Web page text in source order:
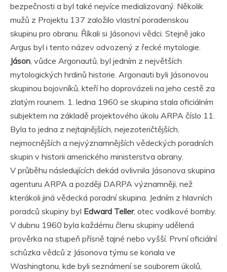
bezpečnosti a byl také nejvíce medializovaný. Několik
mužů z Projektu 137 založilo vlastní poradenskou
skupinu pro obranu. Říkali si Jásonovi vědci. Stejně jako
Argus byl i tento název odvozený z řecké mytologie.
Jáson, vůdce Argonautů, byl jedním z největších
mytologických hrdinů historie. Argonauti byli Jásonovou
skupinou bojovníků, kteří ho doprovázeli na jeho cestě za
zlatým rounem. 1. ledna 1960 se skupina stala oficiálním
subjektem na základě projektového úkolu ARPA číslo 11.
Byla to jedna z nejtajnějších, nejezoteričtějších,
nejmocnějších a nejvýznamnějších vědeckých poradních
skupin v historii amerického ministerstva obrany.
V průběhu následujících dekád ovlivnila Jásonova skupina
agenturu ARPA a později DARPA významněji, než
kterákoli jiná vědecká poradní skupina. Jedním z hlavních
poradců skupiny byl Edward Teller, otec vodíkové bomby.
V dubnu 1960 byla každému členu skupiny udělená
prověrka na stupeň přísně tajné nebo vyšší. První oficiální
schůzka vědců z Jásonova týmu se konala ve
Washingtonu, kde byli seznámení se souborem úkolů,